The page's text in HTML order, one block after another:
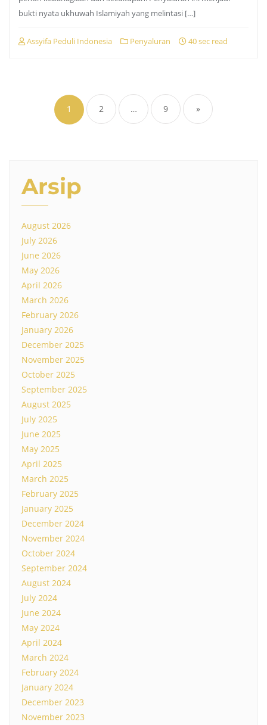
bukti nyata ukhuwah Islamiyah yang melintasi […]
Assyifa Peduli Indonesia Penyaluran 40 sec read
pagination
1 2 … 9 »
Arsip
August 2026
July 2026
June 2026
May 2026
April 2026
March 2026
February 2026
January 2026
December 2025
November 2025
October 2025
September 2025
August 2025
July 2025
June 2025
May 2025
April 2025
March 2025
February 2025
January 2025
December 2024
November 2024
October 2024
September 2024
August 2024
July 2024
June 2024
May 2024
April 2024
March 2024
February 2024
January 2024
December 2023
November 2023